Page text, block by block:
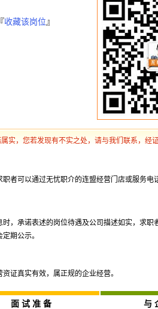
收藏该岗位 』
实，您若发现有不实之处，请与我们联系，经
者可以通过无忧职介的连盟经营门店或服务电
，承诺表述的岗位待遇及公司描述如实，求职
期公示。
证真实有效，属正规的企业经营。
面 试 准 备 与